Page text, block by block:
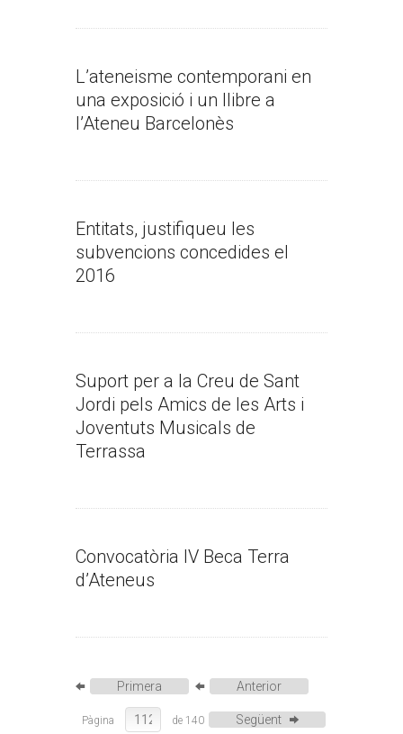
L’ateneisme contemporani en
una exposició i un llibre a
l’Ateneu Barcelonès
Entitats, justifiqueu les
subvencions concedides el
2016
Suport per a la Creu de Sant
Jordi pels Amics de les Arts i
Joventuts Musicals de
Terrassa
Convocatòria IV Beca Terra
d’Ateneus
Primera Anterior
Pàgina de 140 Següent